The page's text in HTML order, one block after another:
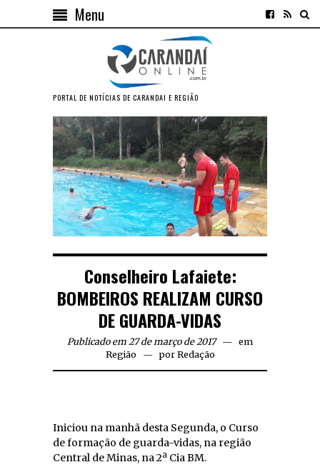
Menu
PORTAL DE NOTÍCIAS DE CARANDAI E REGIÃO
Conselheiro Lafaiete:
BOMBEIROS REALIZAM CURSO
DE GUARDA-VIDAS
Publicado em 27 de março de 2017
em
Região
por Redação
Iniciou na manhã desta Segunda, o Curso
de formação de guarda-vidas, na região
Central de Minas, na 2ª Cia BM.